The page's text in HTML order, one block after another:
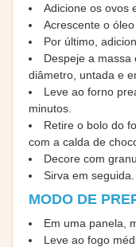
Adicione os ovos
Acrescente o óleo
Por último,
Despeje a
diâmetro, untada e
Leve ao forno
minutos.
Retire o bolo do
com a calda de
Decore com
Sirva em seguida.
MODO DE
Em uma panela,
Leve ao fogo